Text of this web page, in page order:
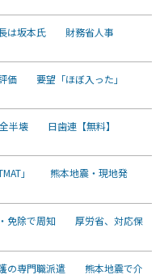
長は坂本氏 財務省人事
価 要望「ほぼ入った」
半壊 日歯連【無料】
TMAT」 熊本地震・現地発
・免除で周知 厚労省、対応保
護の専門職派遣 熊本地震で介